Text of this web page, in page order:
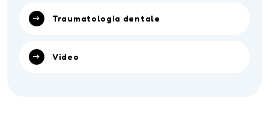
Traumatologia dentale
Video